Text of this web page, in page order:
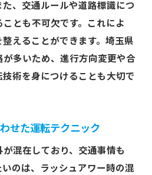
ーパードライバーのための
取り除くための心理的アプ
バー向けのサポート体制
とで得られる自信
かした運転アドバイス
、交通ルールや道路標識につ
とも不可欠です。これによ
えることができます。埼玉県
多いため、進行方向変更や合
術を身につけることも大切で
せた運転テクニック
混在しており、交通事情も
のは、ラッシュアワー時の混